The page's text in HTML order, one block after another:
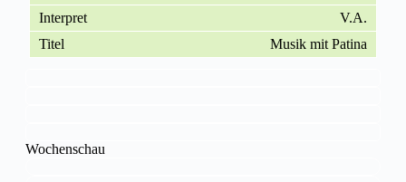
V.A.
Musik mit Patina
Wochenschau